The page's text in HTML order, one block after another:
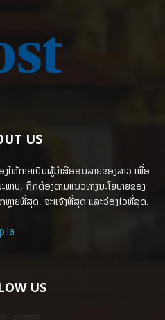
US
ໃຫ້ກາຍເປັນຜູ້ນຳສື່ອອນລາຍຂອງລາວ ເພື່ອ
າບ, ຖືກຕ້ອງຕາມແນວທາງນະໂຍບາຍຂອງ
າຍທີ່ສຸດ, ຈະແຈ້ງທີ່ສຸດ ແລະວ່ອງໄວທີ່ສຸດ.
US